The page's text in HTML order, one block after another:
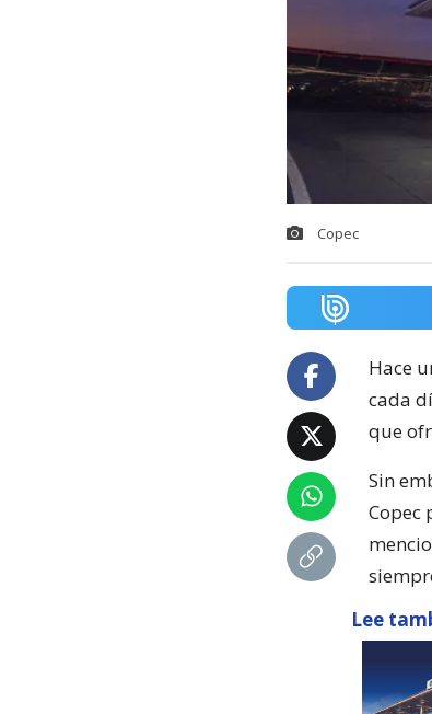
Copec
Hace
cada
que
Sin
Copec
Lee